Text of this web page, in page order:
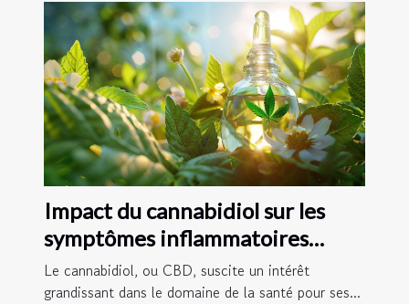
Impact du cannabidiol sur les
symptômes inflammatoires
intestinaux
Le cannabidiol, ou CBD, suscite un intérêt
grandissant dans le domaine de la santé pour ses...